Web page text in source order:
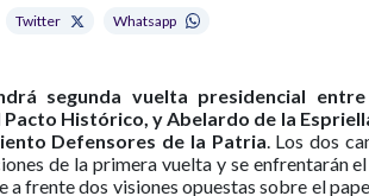
Twitter Whatsapp
segunda vuelta presidencial
Histórico, y Abelardo de la
Defensores de la Patria. Los dos
de la primera vuelta y se enfrentarán
a frente dos visiones opuestas sobre el